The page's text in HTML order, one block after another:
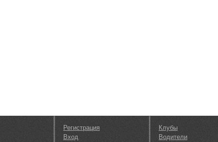
Регистрация
Вход
Клубы
Водители